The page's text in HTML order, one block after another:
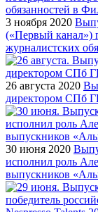
3 ноября 2020
(«Первый канал»)
журналистских
26 августа 2020
директором СПб
30 июня 2020
исполнил роль
выпускников